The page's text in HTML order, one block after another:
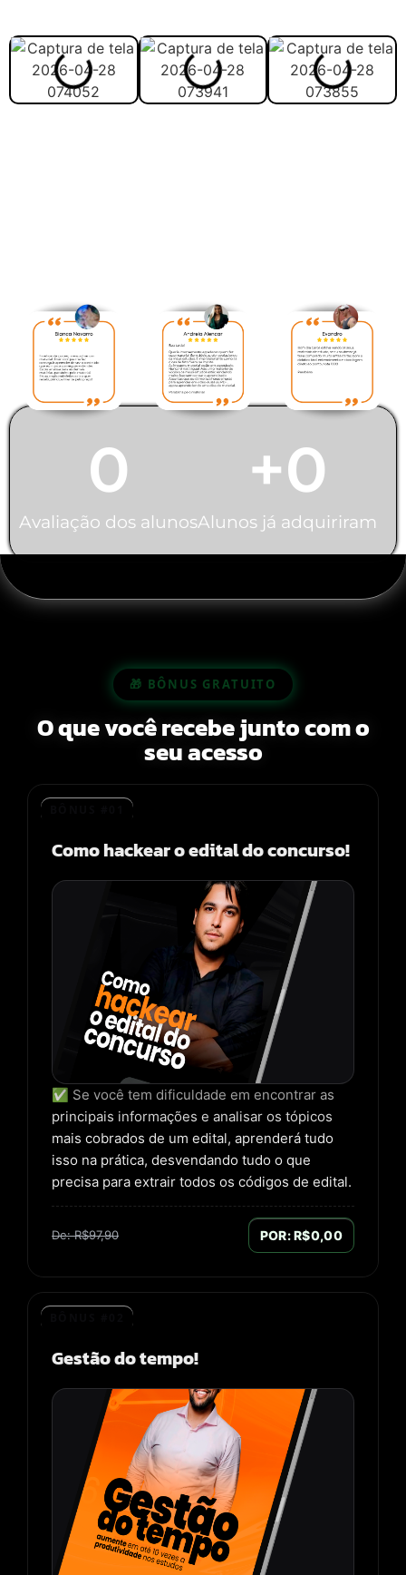
feita pelos nossos alunos:
Avaliação dos alunos
0
Alunos já adquiriram
+0
🎁 BÔNUS GRATUITO
O que você recebe junto com o
seu acesso
Como hackear o edital do concurso!
✅ Se você tem dificuldade em encontrar as
principais informações e analisar os tópicos
mais cobrados de um edital, aprenderá tudo
isso na prática, desvendando tudo o que
precisa para extrair todos os códigos de edital.
De: R$97,90 POR: R$0,00
Gestão do tempo!